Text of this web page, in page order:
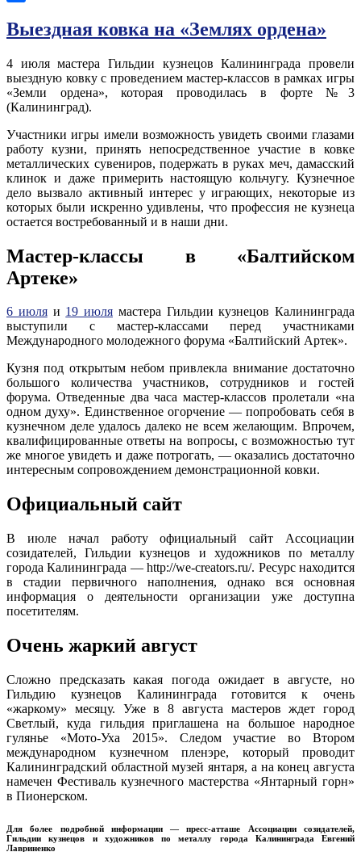
Выездная ковка на «Землях ордена»
4 июля мастера Гильдии кузнецов Калининграда провели
выездную ковку с проведением мастер-классов в рамках игры
«Земли ордена», которая проводилась в форте №3
(Калининград).
Участники игры имели возможность увидеть своими глазами
работу кузни, принять непосредственное участие в ковке
металлических сувениров, подержать в руках меч, дамасский
клинок и даже примерить настоящую кольчугу. Кузнечное
дело вызвало активный интерес у играющих, некоторые из
которых были искренно удивлены, что профессия не кузнеца
остается востребованный и в наши дни.
Мастер-классы в «Балтийском
Артеке»
6 июляи 19 июля мастера Гильдии кузнецов Калининграда
выступили с мастер-классами перед участниками
Международного молодежного форума «Балтийский Артек».
Кузня под открытым небом привлекла внимание достаточно
большого количества участников, сотрудников и гостей
форума. Отведенные два часа мастер-классов пролетали «на
одном духу». Единственное огорчение — попробовать себя в
кузнечном деле удалось далеко не всем желающим. Впрочем,
квалифицированные ответы на вопросы, с возможностью тут
же многое увидеть и даже потрогать, — оказались достаточно
интересным сопровождением демонстрационной ковки.
Официальный сайт
В июле начал работу официальный сайт Ассоциации
созидателей, Гильдии кузнецов и художников по металлу
города Калининграда — http://we-creators.ru/. Ресурс находится
в стадии первичного наполнения, однако вся основная
информация о деятельности организации уже доступна
посетителям.
Очень жаркий август
Сложно предсказать какая погода ожидает в августе, но
Гильдию кузнецов Калининграда готовится к очень
«жаркому» месяцу. Уже в 8 августа мастеров ждет город
Светлый, куда гильдия приглашена на большое народное
гулянье «Мото-Уха 2015». Следом участие во Втором
международном кузнечном пленэре, который проводит
Калининградский областной музей янтаря, а на конец августа
намечен Фестиваль кузнечного мастерства «Янтарный горн»
в Пионерском.
Для более подробной информации — пресс-атташе Ассоциации созидателей,
Гильдии кузнецов и художников по металлу города Калининграда Евгений
Лавриненко